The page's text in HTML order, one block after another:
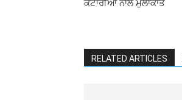
ਕਟਾਰੀਆ ਨਾਲ ਮੁਲਾਕਾਤ
RELATED ARTICLES